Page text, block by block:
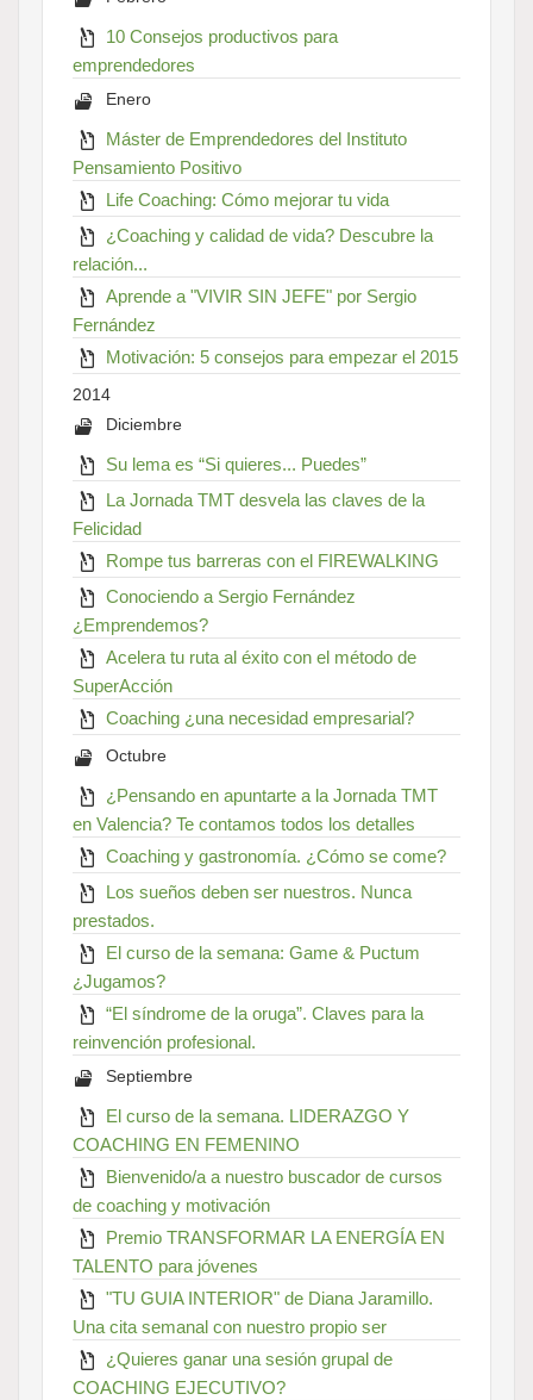
10 Consejos productivos para
emprendedores
Enero
Máster de Emprendedores del Instituto
Pensamiento Positivo
Life Coaching: Cómo mejorar tu vida
¿Coaching y calidad de vida? Descubre la
relación...
Aprende a "VIVIR SIN JEFE" por Sergio
Fernández
Motivación: 5 consejos para empezar el 2015
2014
Diciembre
Su lema es “Si quieres... Puedes”
La Jornada TMT desvela las claves de la
Felicidad
Rompe tus barreras con el FIREWALKING
Conociendo a Sergio Fernández
¿Emprendemos?
Acelera tu ruta al éxito con el método de
SuperAcción
Coaching ¿una necesidad empresarial?
Octubre
¿Pensando en apuntarte a la Jornada TMT
en Valencia? Te contamos todos los detalles
Coaching y gastronomía. ¿Cómo se come?
Los sueños deben ser nuestros. Nunca
prestados.
El curso de la semana: Game & Puctum
¿Jugamos?
“El síndrome de la oruga”. Claves para la
reinvención profesional.
Septiembre
El curso de la semana. LIDERAZGO Y
COACHING EN FEMENINO
Bienvenido/a a nuestro buscador de cursos
de coaching y motivación
Premio TRANSFORMAR LA ENERGÍA EN
TALENTO para jóvenes
"TU GUIA INTERIOR" de Diana Jaramillo.
Una cita semanal con nuestro propio ser
¿Quieres ganar una sesión grupal de
COACHING EJECUTIVO?